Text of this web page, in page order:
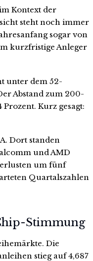
Kontext der
steht noch immer
sogar von
kurzfristige Anleger
unter dem 52-
Abstand zum 200-
Kurz gesagt:
Dort standen
und AMD
um fünf
Quartalszahlen
Stimmung
Die
stieg auf 4,687